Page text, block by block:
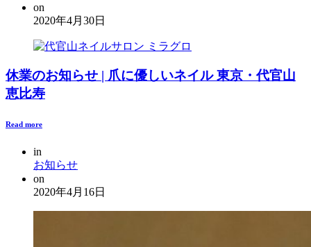
on
2020年4月30日
休業のお知らせ | 爪に優しいネイル 東京・代官山
恵比寿
Read more
in
お知らせ
on
2020年4月16日